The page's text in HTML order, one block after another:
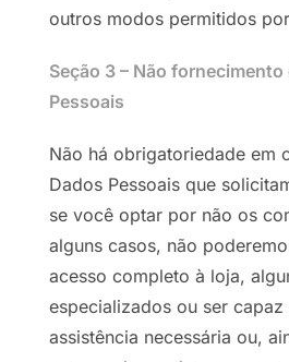
outros modos permitidos
Seção 3 – Não fornecimento
Pessoais
Não há obrigatoriedade em
Dados Pessoais que
se você optar por não os
alguns casos, não
acesso completo à loja,
especializados ou ser capaz
assistência necessária ou,